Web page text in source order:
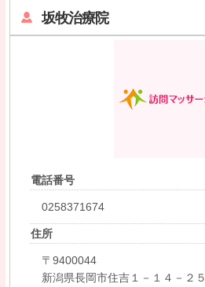
坂牧治療院
電話番号
0258371674
住所
〒9400044
新潟県長岡市住吉１－１４－２５